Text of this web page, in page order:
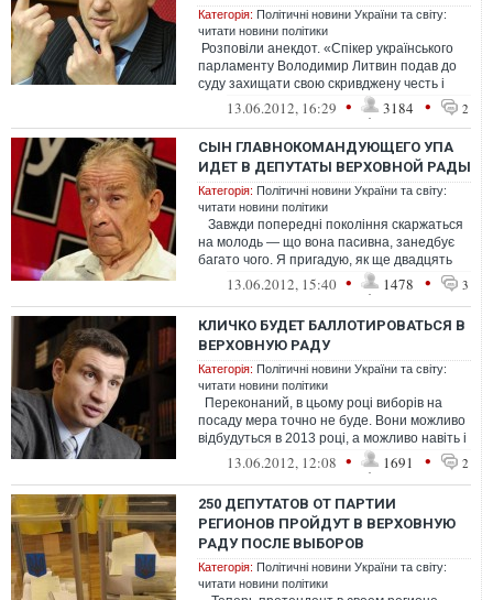
Категорія: Політичні новини України та світу:
читати новини політики
Розповіли анекдот. «Спікер українського
парламенту Володимир Литвин подав до
суду захищати свою скривджену честь і
гідність». Сміятися після сло...
13.06.2012, 16:29 • 3184 • 2
СЫН ГЛАВНОКОМАНДУЮЩЕГО УПА
ИДЕТ В ДЕПУТАТЫ ВЕРХОВНОЙ РАДЫ
Категорія: Політичні новини України та світу:
читати новини політики
Завжди попередні покоління скаржаться
на молодь — що вона пасивна, занедбує
багато чого. Я пригадую, як ще двадцять
років тому старш...
13.06.2012, 15:40 • 1478 • 3
КЛИЧКО БУДЕТ БАЛЛОТИРОВАТЬСЯ В
ВЕРХОВНУЮ РАДУ
Категорія: Політичні новини України та світу:
читати новини політики
Переконаний, в цьому році виборів на
посаду мера точно не буде. Вони можливо
відбудуться в 2013 році, а можливо навіть і
у 2015 році – раз...
13.06.2012, 12:08 • 1691 • 2
250 ДЕПУТАТОВ ОТ ПАРТИИ
РЕГИОНОВ ПРОЙДУТ В ВЕРХОВНУЮ
РАДУ ПОСЛЕ ВЫБОРОВ
Категорія: Політичні новини України та світу:
читати новини політики